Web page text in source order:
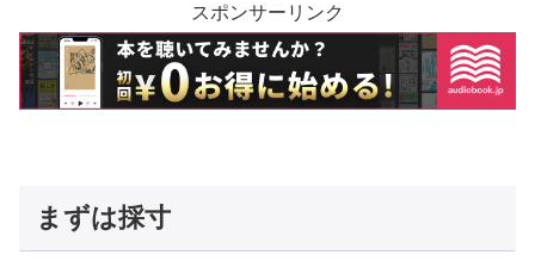
スポンサーリンク
まずは採寸